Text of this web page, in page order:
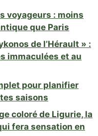
voyageurs : moins
que Paris
de l’Hérault » :
immaculées et au
pour planifier
saisons
coloré de Ligurie, la
fera sensation en